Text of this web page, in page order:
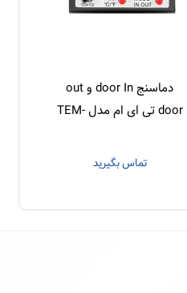
دماسنج door In و out
door تی ای ام مدل TEM-
تماس بگیرید